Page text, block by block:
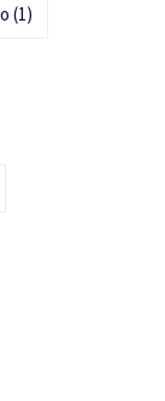
(1)